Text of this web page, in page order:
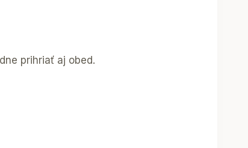
prihriať aj obed.